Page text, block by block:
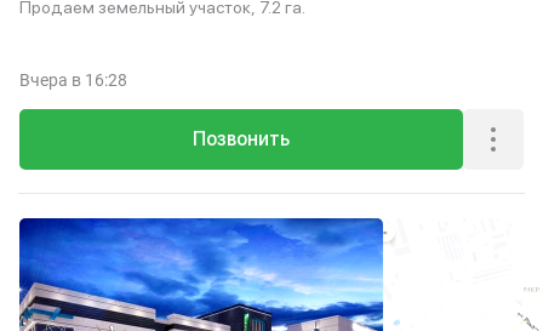
Продаем земельный участок, 7.2 га.
Позвонить
Вчера в 16:28